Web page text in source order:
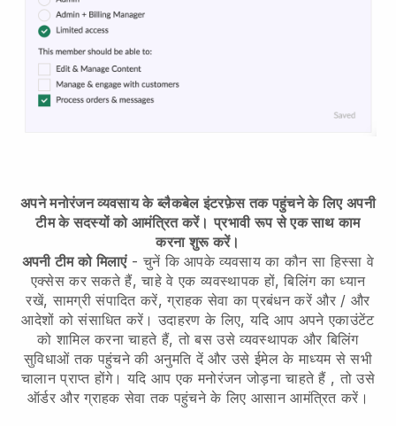
अपने मनोरंजन व्यवसाय के ब्लैकबेल इंटरफ़ेस तक पहुंचने के लिए अपनी
टीम के सदस्यों को आमंत्रित करें। प्रभावी रूप से एक साथ काम
करना शुरू करें।
अपनी टीम को मिलाएं- चुनें कि आपके व्यवसाय का कौन सा हिस्सा वे
एक्सेस कर सकते हैं, चाहे वे एक व्यवस्थापक हों, बिलिंग का ध्यान
रखें, सामग्री संपादित करें, ग्राहक सेवा का प्रबंधन करें और / और
आदेशों को संसाधित करें। उदाहरण के लिए, यदि आप अपने एकाउंटेंट
को शामिल करना चाहते हैं, तो बस उसे व्यवस्थापक और बिलिंग
सुविधाओं तक पहुंचने की अनुमति दें और उसे ईमेल के माध्यम से सभी
चालान प्राप्त होंगे।यदि आप एक मनोरंजन जोड़ना चाहते हैं, तो उसे
ऑर्डर और ग्राहक सेवा तक पहुंचने के लिए आसान आमंत्रित करें।